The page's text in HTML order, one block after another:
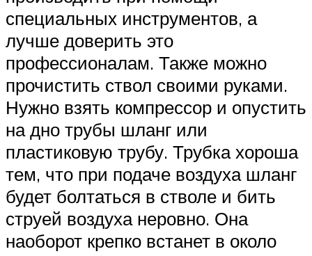
специальных инструментов, а
лучше доверить это
профессионалам. Также можно
прочистить ствол своими руками.
Нужно взять компрессор и опустить
на дно трубы шланг или
пластиковую трубу. Трубка хороша
тем, что при подаче воздуха шланг
будет болтаться в стволе и бить
струей воздуха неровно. Она
наоборот крепко встанет в около